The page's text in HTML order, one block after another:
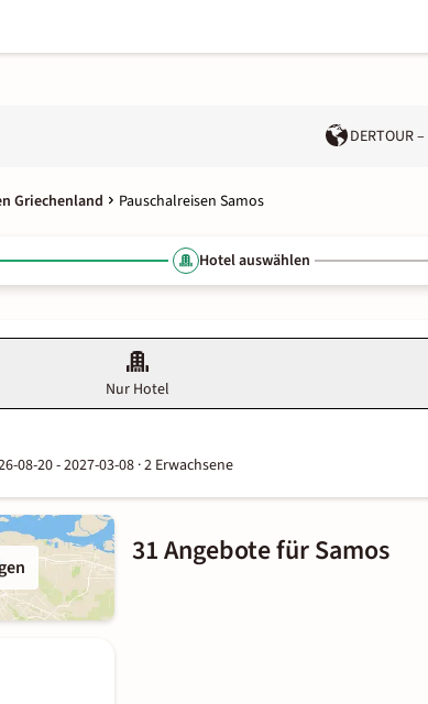
DERTOUR
Griechenland Pauschalreisen Samos
Hotel auswählen
Nur Hotel
08-20 - 2027-03-08 ·2 Erwachsene
31 Angebote für Samos